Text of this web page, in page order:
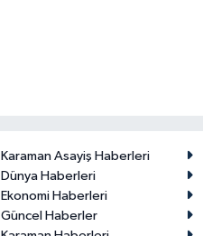
Karaman Asayiş Haberleri
Dünya Haberleri
Ekonomi Haberleri
Güncel Haberler